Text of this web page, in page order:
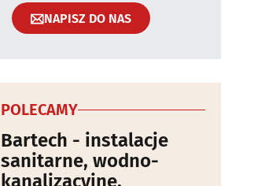
NAPISZ DO NAS
POLECAMY
Bartech - instalacje
sanitarne, wodno-
kanalizacyjne,